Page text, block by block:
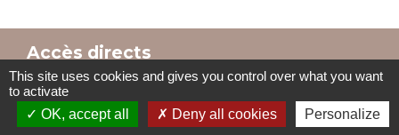
Accès directs
BULLETIN MUNICIPAL MENU CANTINE
This site uses cookies and gives you control over what you want
to activate
OK, accept all
Deny all cookies Personalize